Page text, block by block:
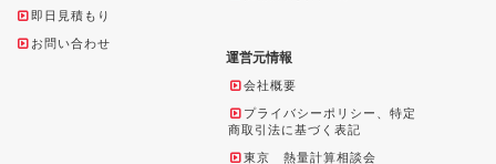
即日見積もり
お問い合わせ
運営元情報
会社概要
プライバシーポリシー、特定
商取引法に基づく表記
東京 熱量計算相談会